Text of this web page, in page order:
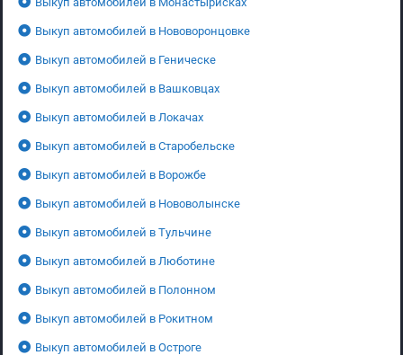
Выкуп автомобилей в Нововоронцовке
Выкуп автомобилей в Геническе
Выкуп автомобилей в Вашковцах
Выкуп автомобилей в Локачах
Выкуп автомобилей в Старобельске
Выкуп автомобилей в Ворожбе
Выкуп автомобилей в Нововолынске
Выкуп автомобилей в Тульчине
Выкуп автомобилей в Люботине
Выкуп автомобилей в Полонном
Выкуп автомобилей в Рокитном
Выкуп автомобилей в Остроге